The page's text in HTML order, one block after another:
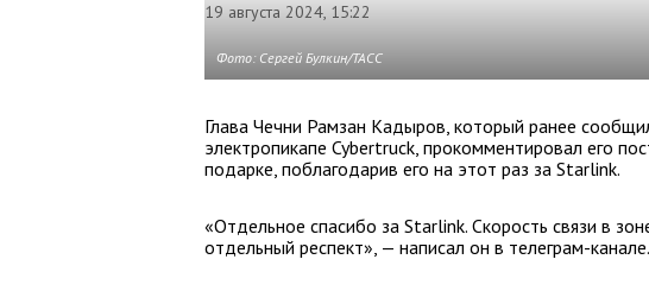
19 августа 2024, 15:22
Фото: Сергей Булкин/ТАСС
Глава Чечни Рамзан Кадыров, который ранее
электропикапе Cybertruck, прокомментировал его
подарке, поблагодарив его на этот раз за Starlink.
«Отдельное спасибо за Starlink. Скорость связи в
отдельный респект», — написал он в телеграм-канале.